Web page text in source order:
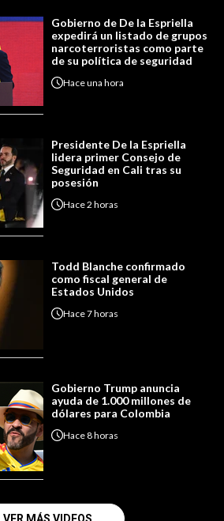
Gobierno de De la Espriella
expedirá un listado de grupos
narcoterroristas como parte
de su política de seguridad
Haceuna hora
Presidente De la Espriella
lidera primer Consejo de
Seguridad en Cali tras su
posesión
Hace2 horas
Todd Blanche confirmado
como fiscal general de
Estados Unidos
Hace7 horas
Gobierno Trump anuncia
ayuda de 1.000 millones de
dólares para Colombia
Hace8 horas